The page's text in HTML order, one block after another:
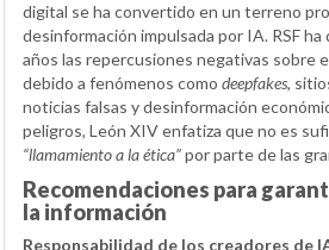
digital se ha convertido en un terreno
desinformación impulsada por IA. RSF
años las repercusiones negativas sobre
debido a fenómenos como deepfakes,
noticias falsas y desinformación
peligros, León XIV enfatiza que no es
“llamamiento a la ética”por parte de las
Recomendaciones para
la información
Responsabilidad de los creadores de